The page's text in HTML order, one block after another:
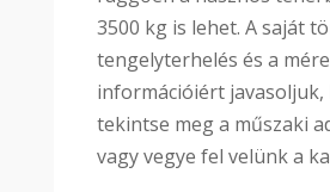
3500 kg is lehet. A saját
tengelyterhelés és a
információiért javasoljuk,
tekintse meg a műszaki
vagy vegye fel velünk a